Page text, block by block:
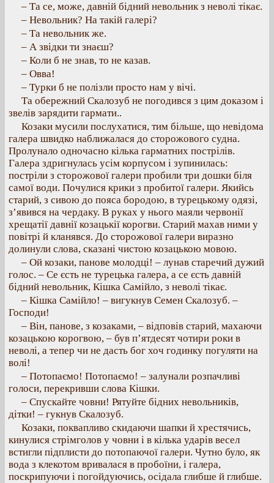
– Та се, може, давній бідний невольник з неволі тікає.
– Невольник? На такій галері?
– Та невольник же.
– А звідки ти знаєш?
– Коли б не знав, то не казав.
– Овва!
– Турки б не полізли просто нам у вічі.
Та обережний Скалозуб не погодився з цим доказом і
звелів зарядити гармати..
Козаки мусили послухатися, тим більше, що невідома
галера швидко наближалася до сторожового судна.
Пролунало одночасно кілька гарматних пострілів.
Галера здригнулась усім корпусом і зупинилась:
постріли з сторожової галери пробили три дошки біля
самої води. Почулися крики з пробитої галери. Якийсь
старий, з сивою до пояса бородою, в турецькому одязі,
з’явився на чердаку. В руках у нього маяли червонії
хрещатії давнії козацькії корогви. Старий махав ними у
повітрі й кланявся. До сторожової галери виразно
долинули слова, сказані чистою козацькою мовою.
– Ой козаки, панове молодці! – лунав старечий дужий
голос. – Се єсть не турецька галера, а се єсть давній
бідний невольник, Кішка Самійло, з неволі тікає.
– Кішка Самійло! – вигукнув Семен Скалозуб. –
Господи!
– Він, панове, з козаками, – відповів старий, махаючи
козацькою корогвою, – був п’ятдесят чотири роки в
неволі, а тепер чи не дасть бог хоч годинку погуляти на
волі!
– Потопаємо! Потопаємо! – залунали розпачливі
голоси, перекривши слова Кішки.
– Спускайте човни! Рятуйте бідних невольників,
дітки! – гукнув Скалозуб.
Козаки, поквапливо скидаючи шапки й хрестячись,
кинулися стрімголов у човни і в кілька ударів весел
встигли підплисти до потопаючої галери. Чутно було, як
вода з клекотом вривалася в пробоїни, і галера,
поскрипуючи і погойдуючись, осідала глибше й глибше.